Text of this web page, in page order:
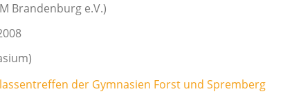
Brandenburg e.V.)